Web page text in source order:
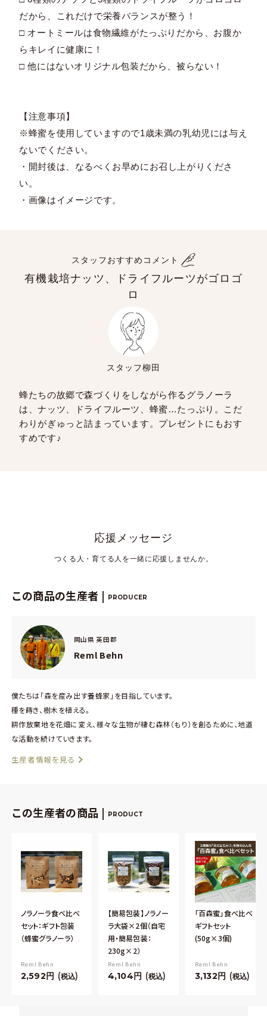
だから、これだけで栄養バランスが整う！
□ オートミールは食物繊維がたっぷりだから、お腹か
らキレイに健康に！
□ 他にはないオリジナル包装だから、被らない！
【注意事項】
※蜂蜜を使用していますので1歳未満の乳幼児には与え
ないでください。
・開封後は、なるべくお早めにお召し上がりくださ
い。
・画像はイメージです。
スタッフおすすめコメント
有機栽培ナッツ、ドライフルーツがゴロゴ
ロ
スタッフ柳田
蜂たちの故郷で森づくりをしながら作るグラノーラ
は、ナッツ、ドライフルーツ、蜂蜜…たっぷり。こだ
わりがぎゅっと詰まっています。プレゼントにもおす
すめです♪
応援メッセージ
つくる人・育てる人を一緒に応援しませんか。
この商品の生産者 | PRODUCER
岡山県 英田郡
Reml Behn
僕たちは「森を産み出す養蜂家」を目指しています。
種を蒔き、樹木を植える。
耕作放棄地を花畑に変え、様々な生物が棲む森林（もり）を創るために、地道
な活動を続けていきます。
生産者情報を見る
この生産者の商品 | PRODUCT
ノラノーラ食べ比べ
セット：ギフト包装
（蜂蜜グラノーラ）
Reml Behn
2,592 税込
【簡易包装】ノラノー
ラ大袋×2個（自宅
用・簡易包装：
230g×2）
Reml Behn
4,104 税込
「百森蜜」食べ比べ
ギフトセット
(50g×3個)
Reml Behn
3,132 税込